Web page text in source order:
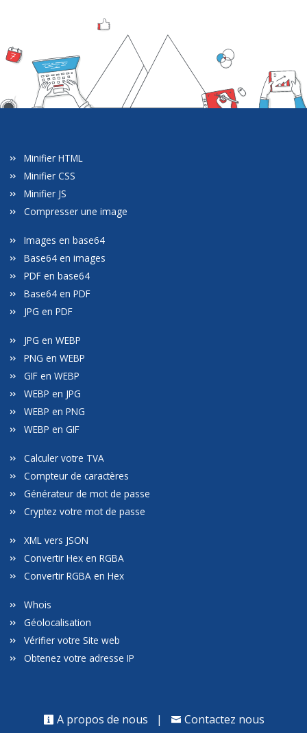
Minifier HTML
Minifier CSS
Minifier JS
Compresser une image
Images en base64
Base64 en images
PDF en base64
Base64 en PDF
JPG en PDF
JPG en WEBP
PNG en WEBP
GIF en WEBP
WEBP en JPG
WEBP en PNG
WEBP en GIF
Calculer votre TVA
Compteur de caractères
Générateur de mot de passe
Cryptez votre mot de passe
XML vers JSON
Convertir Hex en RGBA
Convertir RGBA en Hex
Whois
Géolocalisation
Vérifier votre Site web
Obtenez votre adresse IP
A propos de nous | Contactez nous